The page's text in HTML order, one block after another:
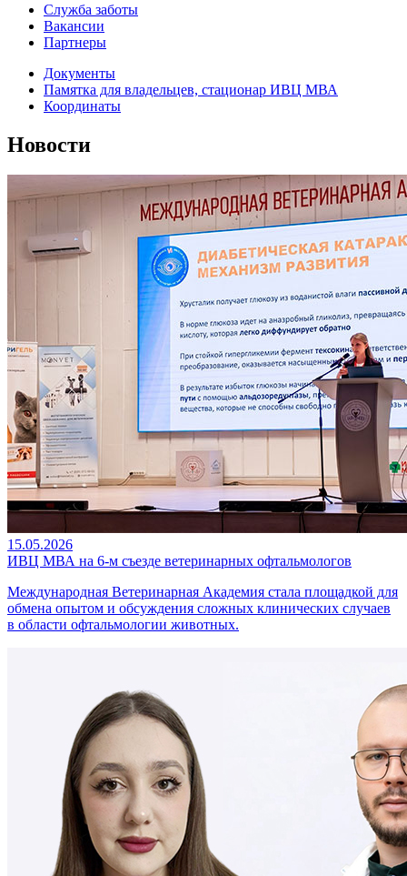
Служба заботы
Вакансии
Партнеры
Документы
Памятка для владельцев, стационар ИВЦ МВА
Координаты
Новости
15.05.2026
ИВЦ МВА на 6-м съезде ветеринарных офтальмологов
Международная Ветеринарная Академия стала площадкой для
обмена опытом и обсуждения сложных клинических случаев
в области офтальмологии животных.